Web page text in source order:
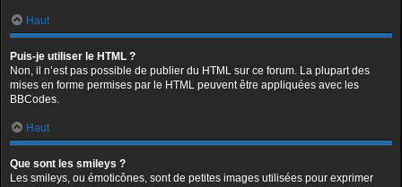
Haut
Puis-je utiliser le HTML ?
Non, il n’est pas possible de publier du HTML sur ce forum. La plupart des
mises en forme permises par le HTML peuvent être appliquées avec les
BBCodes.
Haut
Que sont les smileys ?
Les smileys, ou émoticônes, sont de petites images utilisées pour exprimer